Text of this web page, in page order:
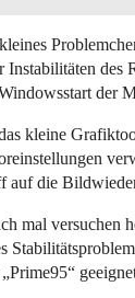
des
der
kleine
auf die
mal versuchen